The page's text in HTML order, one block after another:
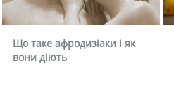
Що таке афродизіаки і як
вони діють